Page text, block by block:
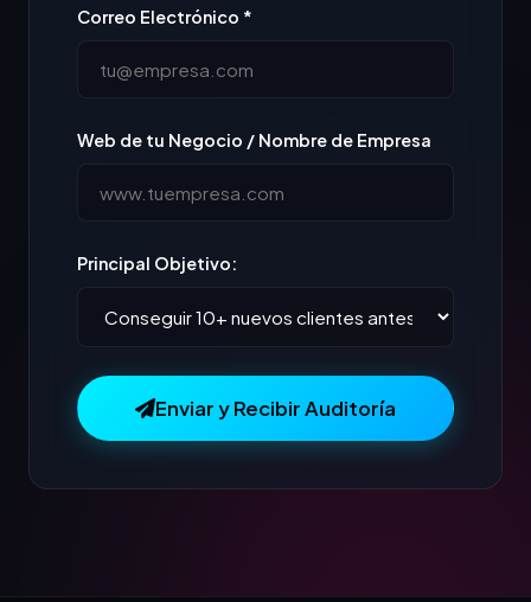
Correo Electrónico *
Web de tu Negocio / Nombre de Empresa
Principal Objetivo:
Enviar y Recibir Auditoría